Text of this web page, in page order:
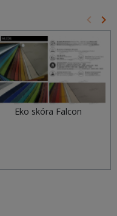
keyboard_arrow_left keyboard_arrow_right
Eko skóra Falcon